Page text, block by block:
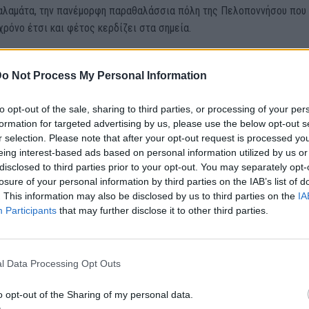
Not Process My Personal Information
opt-out of the sale, sharing to third parties, or processing of your
for targeted advertising by us, please use the below opt-out
selection. Please note that after your opt-out request is processed
interest-based ads based on personal information utilized by us
to third parties prior to your opt-out. You may separately
of your personal information by third parties on the IAB’s list of
This information may also be disclosed by us to third parties on the
Participants that may further disclose it to other third parties.
Data Processing Opt Outs
opt-out of the Sharing of my personal data.
την πανέμορφη παραθαλάσσια πόλη της Πελοποννήσου που
έτσι και φέτος κερδίζει στα σημεία.
και έντονη νυχτερινή ζωή καθ’ όλη τη διάρκεια του έτους.
δωρεάν παραλίες είναι πολλές;
ειλικρινείς, βέβαια, ο λόγος που οδηγεί τους Αθηναίους εκεί
γκάμα παραλιών -οργανωμένων και μη-, το γεγονός πως δεν
βάλεις βαθιά το χέρι στην τσέπη για μία ξαπλώστρα και μια
δωρεάν!- και η μικρή απόσταση από την Αθήνα. Με αμάξι,
2,5 ώρες, έχοντας πληρώσει κάτι λιγότερα από 14€ διόδια.
ένα αξιοθέατο της πόλης είναι η περίφημη παραλία της Καλαμάτας